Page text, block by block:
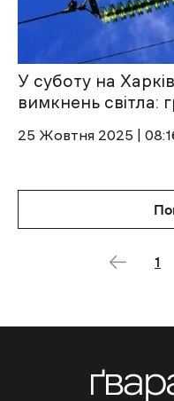
У суботу на
вимкнень світла:
25 Жовтня 2025 |
1